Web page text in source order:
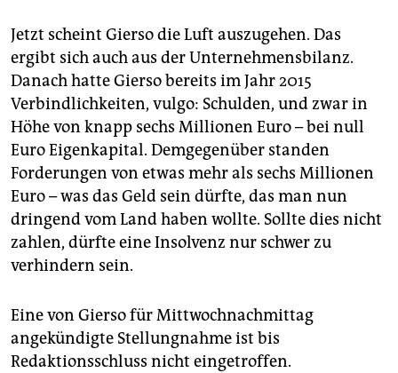
Jetzt scheint Gierso die Luft auszugehen. Das
ergibt sich auch aus der Unternehmensbilanz.
Danach hatte Gierso bereits im Jahr 2015
Verbindlichkeiten, vulgo: Schulden, und zwar in
Höhe von knapp sechs Millionen Euro – bei null
Euro Eigenkapital. Demgegenüber standen
Forderungen von etwas mehr als sechs Millionen
Euro – was das Geld sein dürfte, das man nun
dringend vom Land haben wollte. Sollte dies nicht
zahlen, dürfte eine Insolvenz nur schwer zu
verhindern sein.
Eine von Gierso für Mittwochnachmittag
angekündigte Stellungnahme ist bis
Redaktionsschluss nicht eingetroffen.